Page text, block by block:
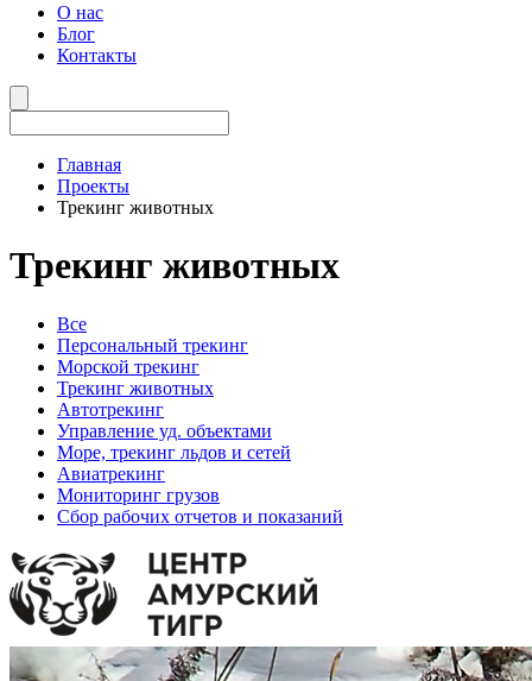
О нас
Блог
Контакты
Главная
Проекты
Трекинг животных
Трекинг животных
Все
Персональный трекинг
Морской трекинг
Трекинг животных
Автотрекинг
Управление уд. объектами
Море, трекинг льдов и сетей
Авиатрекинг
Мониторинг грузов
Сбор рабочих отчетов и показаний